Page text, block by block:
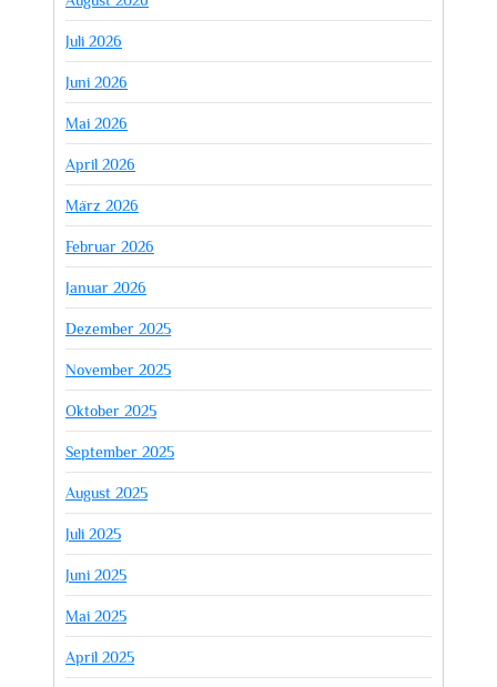
Juli 2026
Juni 2026
Mai 2026
April 2026
März 2026
Februar 2026
Januar 2026
Dezember 2025
November 2025
Oktober 2025
September 2025
August 2025
Juli 2025
Juni 2025
Mai 2025
April 2025